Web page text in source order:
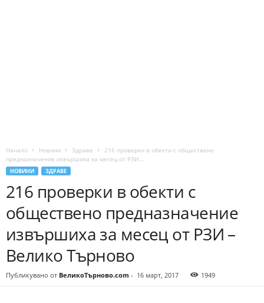
Начало Новини Здраве
216 проверки в обекти с обществено
предназначение извършиха за месец от РЗИ...
НОВИНИ ЗДРАВЕ
216 проверки в обекти с
обществено предназначение
извършиха за месец от РЗИ –
Велико Търново
Публикувано от ВеликоТърново.com - 16 март, 2017 1949